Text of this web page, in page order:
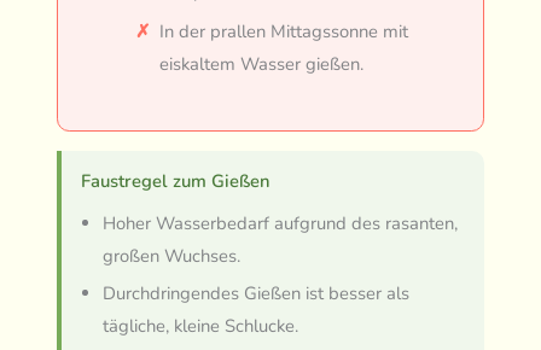
In der prallen Mittagssonne mit
eiskaltem Wasser gießen.
Faustregel zum Gießen
Hoher Wasserbedarf aufgrund des rasanten,
großen Wuchses.
Durchdringendes Gießen ist besser als
tägliche, kleine Schlucke.